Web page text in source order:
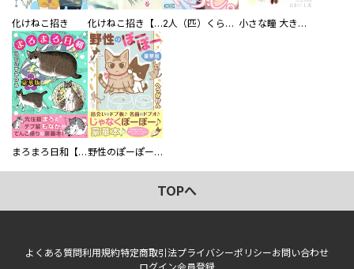
化けねこ招き 化けねこ招き【描きおろし付合冊版】 2人（匹）くらし。 小さな瞳 大きな鼓動
まろまろ日和【豪華版】 野性のぽーぽー【豪華版】
TOPへ
よくある質問利用規約特定商取引法プライバシーポリシーお問い合わせ